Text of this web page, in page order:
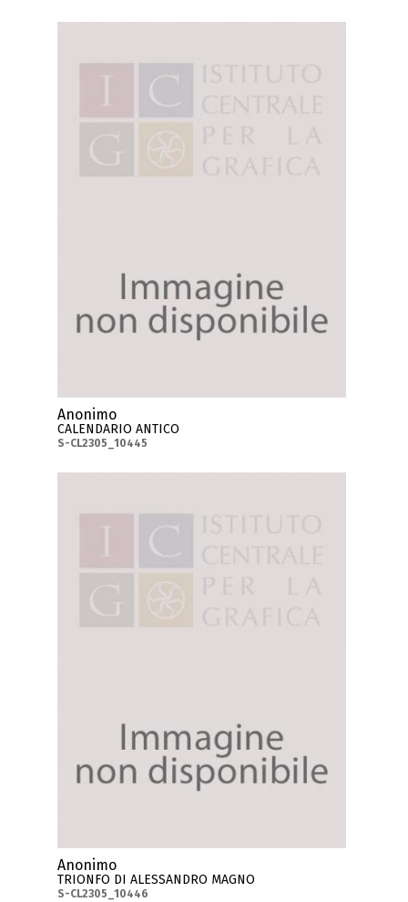
Anonimo
CALENDARIO ANTICO
S-CL2305_10445
Anonimo
TRIONFO DI ALESSANDRO MAGNO
S-CL2305_10446